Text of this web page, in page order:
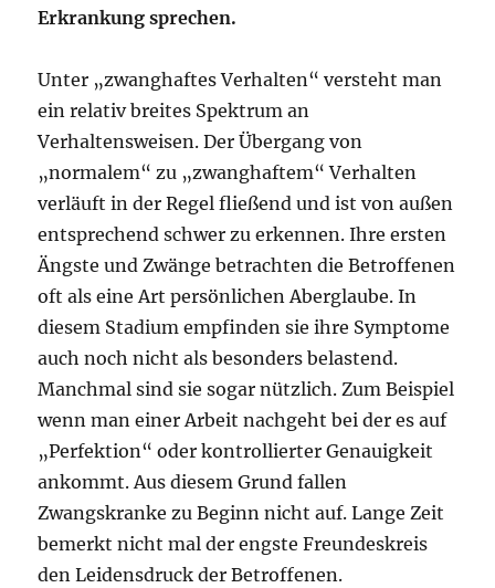
Erkrankung sprechen.
Unter „zwanghaftes Verhalten“ versteht man
ein relativ breites Spektrum an
Verhaltensweisen. Der Übergang von
„normalem“ zu „zwanghaftem“ Verhalten
verläuft in der Regel fließend und ist von außen
entsprechend schwer zu erkennen. Ihre ersten
Ängste und Zwänge betrachten die Betroffenen
oft als eine Art persönlichen Aberglaube. In
diesem Stadium empfinden sie ihre Symptome
auch noch nicht als besonders belastend.
Manchmal sind sie sogar nützlich. Zum Beispiel
wenn man einer Arbeit nachgeht bei der es auf
„Perfektion“ oder kontrollierter Genauigkeit
ankommt. Aus diesem Grund fallen
Zwangskranke zu Beginn nicht auf. Lange Zeit
bemerkt nicht mal der engste Freundeskreis
den Leidensdruck der Betroffenen.